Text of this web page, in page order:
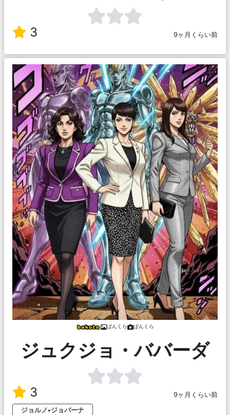
3 9ヶ月くらい前
ぱんくら ぱんくら
ジュクジョ・ババーダ
3
9ヶ月くらい前
ジョルノ•ジョバーナ